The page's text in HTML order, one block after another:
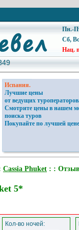
Пн.-
Сб,
Нац.
Испания.
Лучшие цены
от ведущих
Смотрите цены в нашем
поиска туров
Покупайте по лучшей
Cassia Phuket : :
5*
Кол-во ночей: